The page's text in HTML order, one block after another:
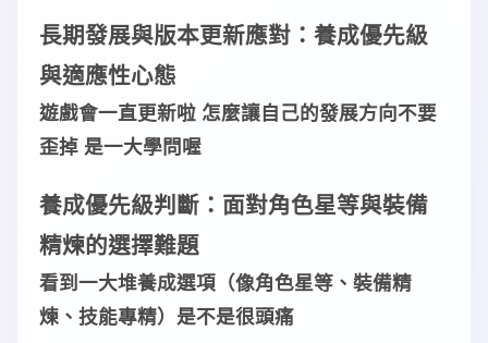
長期發展與版本更新應對 ： 養成優先級
與適應性心態
遊戲會一直更新啦 怎麼讓自己的發展方向不要
歪掉 是一大學問喔
養成優先級判斷 ：面對角色星等與裝備
精煉的選擇難題
看到一大堆養成選項（像角色星等 、 裝備精
煉 、 技能專精）是不是很頭痛